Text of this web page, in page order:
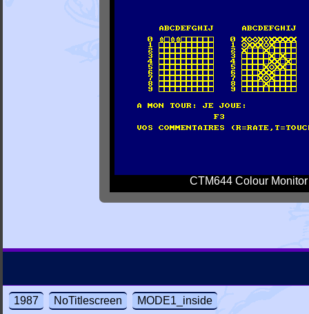
CTM644 Colour Monitor
1987 NoTitlescreen MODE1_inside